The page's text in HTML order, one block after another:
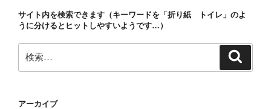
ン
サイト内を検索できます（キーワードを「折り紙 トイレ」のよ
うに分けるとヒットしやすいようです…）
索:
アーカイブ